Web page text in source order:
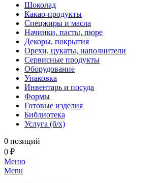
Шоколад
Какао-продукты
Спецжиры и масла
Начинки, пасты, пюре
Декоры, покрытия
Орехи, цукаты, наполнители
Сервисные продукты
Оборудование
Упаковка
Инвентарь и посуда
Формы
Готовые изделия
Библиотека
Услуга (б/х)
0 позиций
0 ₽
Меню
Menu